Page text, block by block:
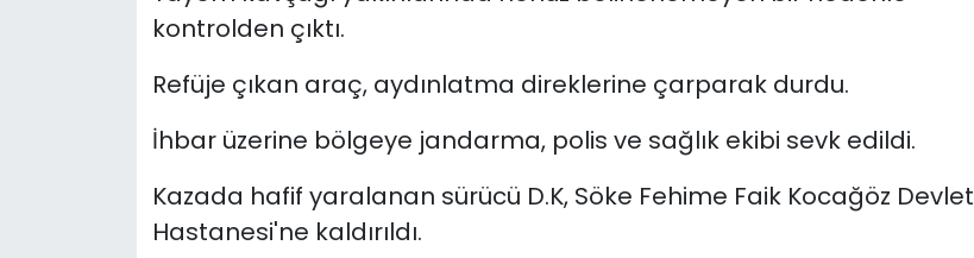
kontrolden çıktı.
Refüje çıkan araç, aydınlatma direklerine çarparak durdu.
İhbar üzerine bölgeye jandarma, polis ve sağlık ekibi sevk edildi.
Kazada hafif yaralanan sürücü D.K, Söke Fehime Faik Kocağöz Devlet
Hastanesi'ne kaldırıldı.